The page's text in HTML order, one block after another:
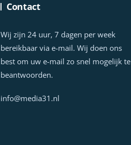
Contact
Wij zijn 24 uur, 7 dagen per week
bereikbaar via e-mail. Wij doen ons
best om uw e-mail zo snel mogelijk te
beantwoorden.
info@media31.nl